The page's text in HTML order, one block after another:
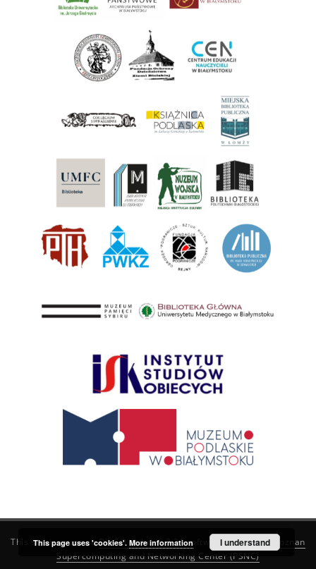
This service runs onDInGO dLibra 6.3.21software created by
Poznan
Supercomputing and Networking Center (PSNC)
This page uses 'cookies'. More information I understand